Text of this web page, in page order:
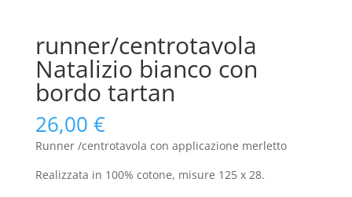
runner/centrotavola
Natalizio bianco con
bordo tartan
26,00 €
Runner /centrotavola con applicazione merletto
Realizzata in 100% cotone, misure 125 x 28.